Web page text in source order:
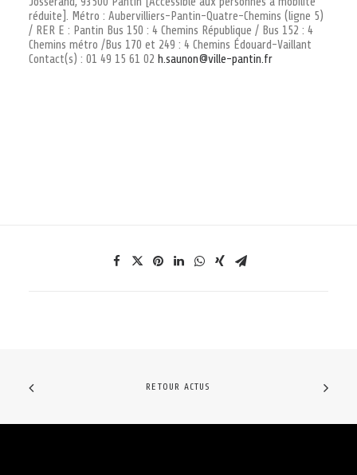
réduite]. Métro : Aubervilliers-Pantin-Quatre-Chemins (ligne 5)
/ RER E : Pantin Bus 150 : 4 Chemins République / Bus 152 : 4
Chemins métro /Bus 170 et 249 : 4 Chemins Édouard-Vaillant
Contact(s) : 01 49 15 61 02 h.saunon@ville-pantin.fr
RETOUR ACTUS